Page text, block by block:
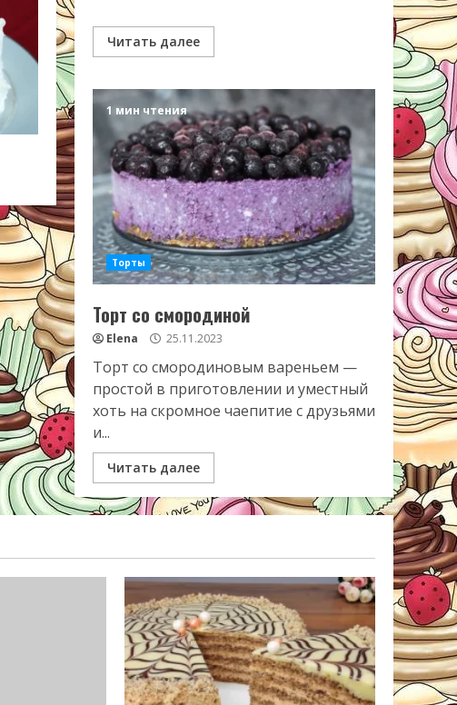
Читать далее
1 мин чтения
Торты
Торт со смородиной
Elena 25.11.2023
Торт со смородиновым вареньем —
простой в приготовлении и уместный
хоть на скромное чаепитие с друзьями
и...
Читать далее